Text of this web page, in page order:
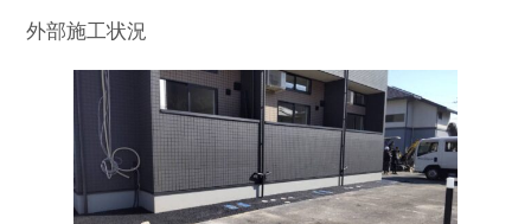
外部施工状況